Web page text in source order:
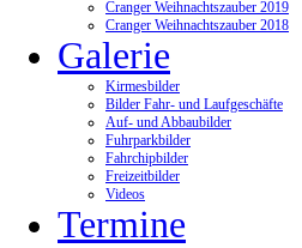
Cranger Weihnachtszauber 2019
Cranger Weihnachtszauber 2018
Galerie
Kirmesbilder
Bilder Fahr- und Laufgeschäfte
Auf- und Abbaubilder
Fuhrparkbilder
Fahrchipbilder
Freizeitbilder
Videos
Termine